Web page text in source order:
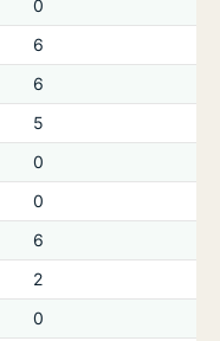
0
6
6
5
0
0
6
2
0